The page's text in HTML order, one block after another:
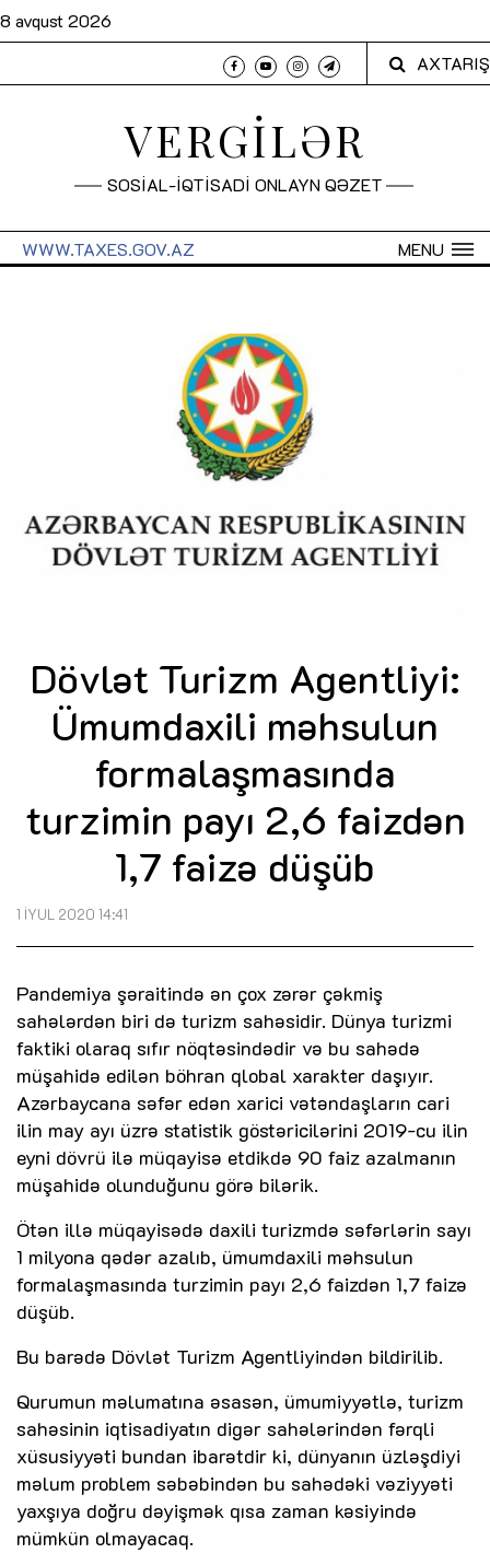
8 avqust 2026
AXTARIŞ
VERGİLƏR
SOSİAL-İQTİSADİ ONLAYN QƏZET
MENU
WWW.TAXES.GOV.AZ
Dövlət Turizm Agentliyi:
Ümumdaxili məhsulun
formalaşmasında
turzimin payı 2,6 faizdən
1,7 faizə düşüb
1 İYUL 2020 14:41
Pandemiya şəraitində ən çox zərər çəkmiş
sahələrdən biri də turizm sahəsidir. Dünya turizmi
faktiki olaraq sıfır nöqtəsindədir və bu sahədə
müşahidə edilən böhran qlobal xarakter daşıyır.
Azərbaycana səfər edən xarici vətəndaşların cari
ilin may ayı üzrə statistik göstəricilərini 2019-cu ilin
eyni dövrü ilə müqayisə etdikdə 90 faiz azalmanın
müşahidə olunduğunu görə bilərik.
Ötən illə müqayisədə daxili turizmdə səfərlərin sayı
1 milyona qədər azalıb, ümumdaxili məhsulun
formalaşmasında turzimin payı 2,6 faizdən 1,7 faizə
düşüb.
Bu barədə Dövlət Turizm Agentliyindən bildirilib.
Qurumun məlumatına əsasən, ümumiyyətlə, turizm
sahəsinin iqtisadiyatın digər sahələrindən fərqli
xüsusiyyəti bundan ibarətdir ki, dünyanın üzləşdiyi
məlum problem səbəbindən bu sahədəki vəziyyəti
yaxşıya doğru dəyişmək qısa zaman kəsiyində
mümkün olmayacaq.